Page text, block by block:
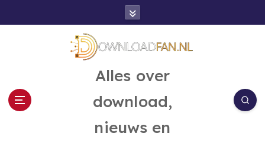
Alles over
download,
nieuws en